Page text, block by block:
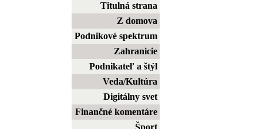
Titulná strana
Z domova
Podnikové spektrum
Zahranicie
Podnikateľ a štýl
Veda/Kultúra
Digitálny svet
Finančné komentáre
Šport